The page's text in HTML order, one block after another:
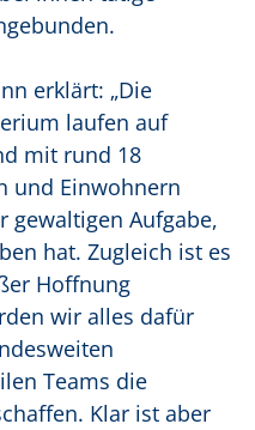
erklärt: „Die
laufen auf
mit rund 18
und Einwohnern
gewaltigen Aufgabe,
hat. Zugleich ist es
Hoffnung
wir alles dafür
Teams die
Klar ist aber